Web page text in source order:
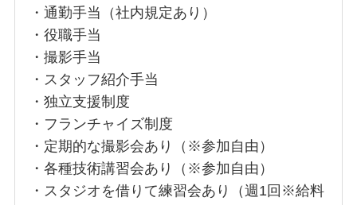
・通勤手当（社内規定あり）
・役職手当
・撮影手当
・スタッフ紹介手当
・独立支援制度
・フランチャイズ制度
・定期的な撮影会あり（※参加自由）
・各種技術講習会あり（※参加自由）
・スタジオを借りて練習会あり（週1回※給料